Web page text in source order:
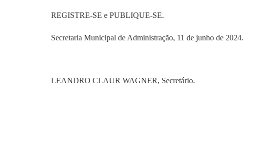
REGISTRE-SE e PUBLIQUE-SE.
Secretaria Municipal de Administração, 11 de junho de 2024.
LEANDRO CLAUR WAGNER, Secretário.